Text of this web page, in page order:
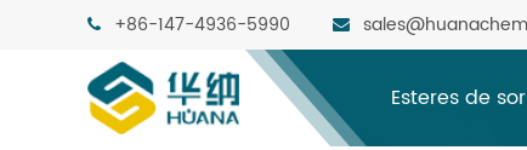
+86-147-4936-5990
Esteres de